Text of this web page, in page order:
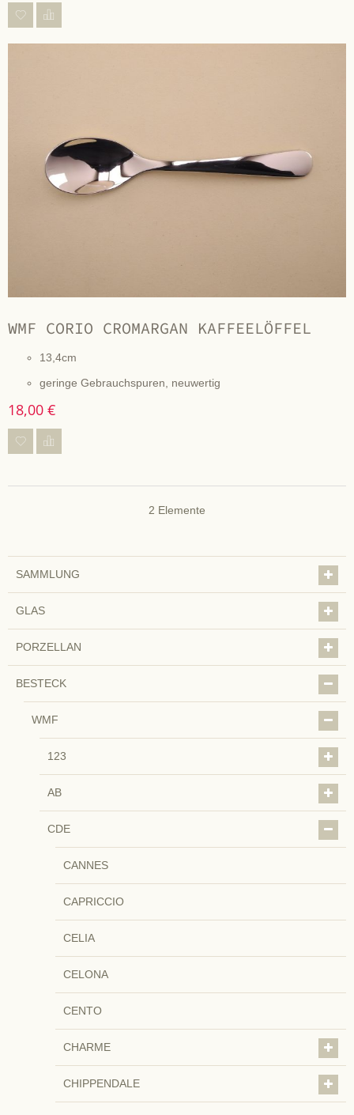
WMF CORIO CROMARGAN KAFFEELÖFFEL
13,4cm
geringe Gebrauchspuren, neuwertig
18,00 €
2 Elemente
SAMMLUNG
GLAS
PORZELLAN
BESTECK
WMF
123
AB
CDE
CANNES
CAPRICCIO
CELIA
CELONA
CENTO
CHARME
CHIPPENDALE